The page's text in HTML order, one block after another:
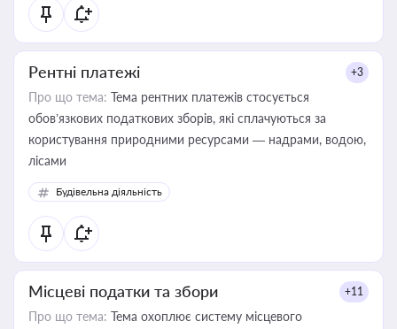
Рентні платежі +3
Про що тема: Тема рентних платежів стосується
обов’язкових податкових зборів, які сплачуються за
користування природними ресурсами — надрами, водою,
лісами
Будівельна діяльність
Місцеві податки та збори +11
Про що тема: Тема охоплює систему місцевого